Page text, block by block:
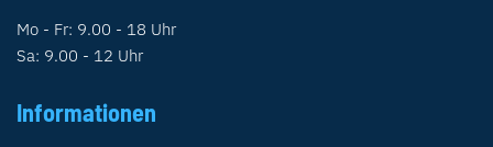
Mo - Fr: 9.00 - 18 Uhr
Sa: 9.00 - 12 Uhr
Informationen